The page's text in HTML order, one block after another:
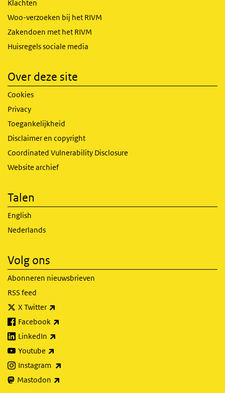
Klachten
Woo-verzoeken bij het RIVM
Zakendoen met het RIVM
Huisregels sociale media
Over deze site
Cookies
Privacy
Toegankelijkheid
Disclaimer en copyright
Coordinated Vulnerability Disclosure
Website archief
Talen
English
Nederlands
Volg ons
Abonneren nieuwsbrieven
RSS feed
X Twitter
Facebook
LinkedIn
Youtube
Instagram
Mastodon